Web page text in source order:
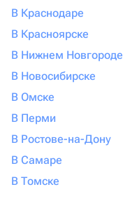
В Краснодаре
В Красноярске
В Нижнем Новгороде
В Новосибирске
В Омске
В Перми
В Ростове-на-Дону
В Самаре
В Томске